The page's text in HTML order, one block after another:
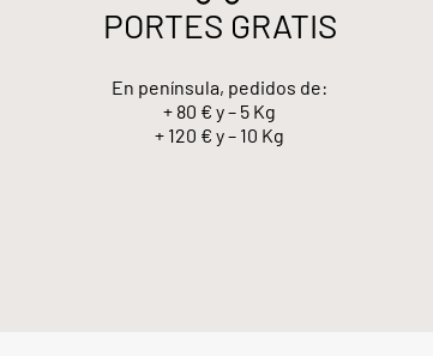
PORTES GRATIS
En península, pedidos de:
+ 80 € y – 5 Kg
+ 120 € y – 10 Kg